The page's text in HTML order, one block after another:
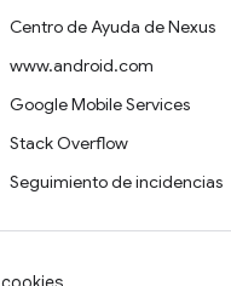
Centro de Ayuda de Nexus
www.android.com
Google Mobile Services
Stack Overflow
Seguimiento de incidencias